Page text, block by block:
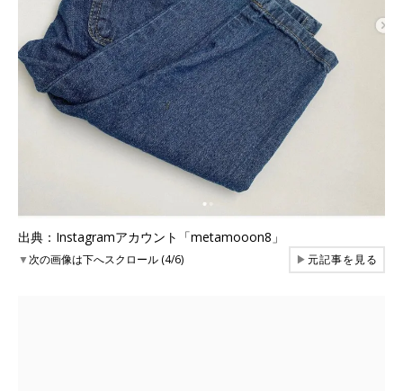
出典：Instagramアカウント「metamooon8」
▼次の画像は下へスクロール (4/6) ▶元記事を見る